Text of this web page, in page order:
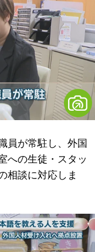
員が常駐し、外国
への生徒・スタッ
相談に対応しま